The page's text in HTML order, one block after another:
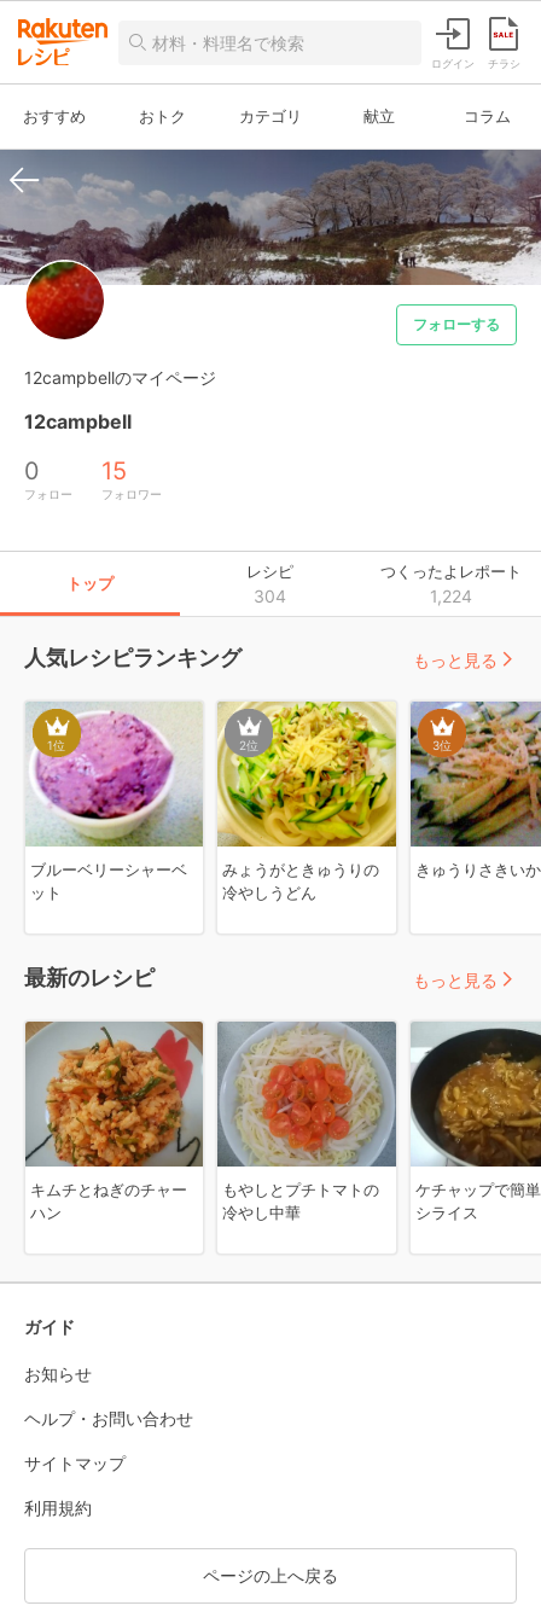
ログイン チラシ
おすすめ おトク カテゴリ 献立 コラム
フォローする
12campbellのマイページ
12campbell
0
フォロー
15
フォロワー
トップ
レシピ
304
つくったよレポート
1,224
人気レシピランキング
1位
ブルーベリーシャーベ
ット
2位
みょうがときゅうりの
冷やしうどん
3位
きゅうりさきいか
もっと見る
最新のレシピ
キムチとねぎのチャー
ハン
もやしとプチトマトの
冷やし中華
ケチャップで簡
シライス
もっと見る
ガイド
お知らせ
ヘルプ・お問い合わせ
サイトマップ
利用規約
ページの上へ戻る